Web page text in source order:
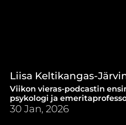
Liisa Keltikangas-
Viikon vieras-podcastin
psykologi ja
Järvinen.
30 Jan, 2026